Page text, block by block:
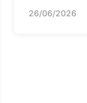
26/06/2026